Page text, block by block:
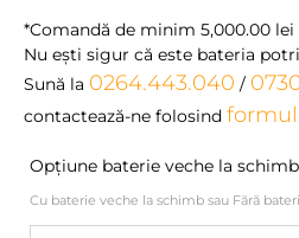
*Comandă de minim 5,000.00 lei
Nu eşti sigur că este bateria
Sună la 0264.443.040 /
contactează-ne folosind
Opțiune baterie veche la schimb
Cu baterie veche la schimb sau Fără